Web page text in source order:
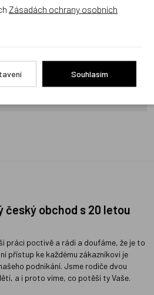
hodnocení
český obchod s 20 letou
práci poctivě a rádi a doufáme, že je to
přístup ke každému zákazníkovi je
podnikání. Jsme rodiče dvou
a i proto víme, co potěší ty Vaše.
Zásadách ochrany osobních
Souhlasím